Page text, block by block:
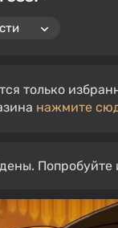
только
нажмите
Попробуйте